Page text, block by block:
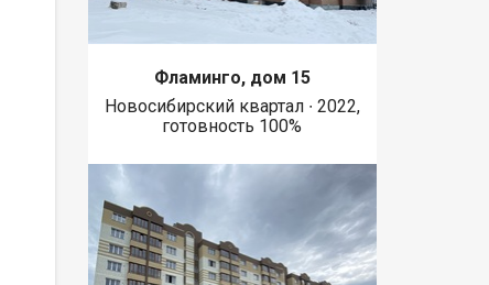
Фламинго, дом 15
Новосибирский квартал ∙ 2022,
готовность 100%